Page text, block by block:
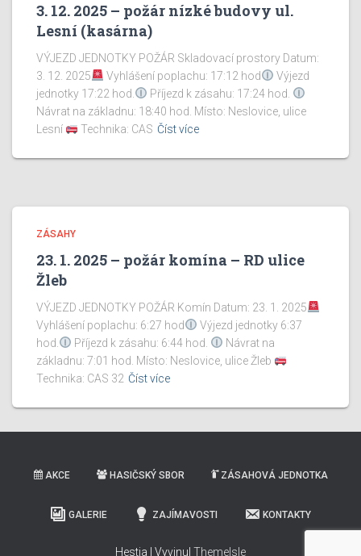
3. 12. 2025 – požár nízké budovy ul.
Lesní (kasárna)
VÝJEZD JEDNOTKY POŽÁR Skladovací prostory Datum:
3. 12. 2025
Vyhlášení poplachu: 17:12 hod
Výjezd
jednotky 17:22 hod.
Příjezd k zásahu: 17:24 hod.
Návrat na základnu: 18:40 hod. Místo: Neslovice, ulice
Lesní
Technika: CAS Číst více
ZÁSAHY
23. 1. 2025 – požár komína – RD ulice
Žleb
VÝJEZD JEDNOTKY POŽÁR Komín Datum: 23. 1. 2025
Vyhlášení poplachu: 6:27 hod
Výjezd jednotky 6:37
hod.
Příjezd k zásahu: 6:44 hod.
Návrat na
základnu: 7:01 hod. Místo: Neslovice, ulice Žleb
Technika: CAS 32 Číst více
AKCE HASIČSKÝ SBOR ZÁSAHOVÁ JEDNOTKA
GALERIE ZAJÍMAVOSTI KONTAKTY
Hestia | Vyvinul ThemeIsle